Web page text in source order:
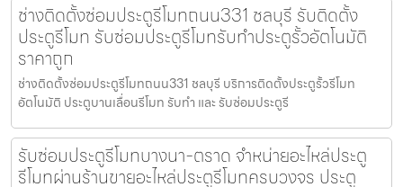
ช่างติดตั้งซ่อมประตูรีโมทถนน331 ชลบุรี รับติดตั้ง
ประตูรีโมท รับซ่อมประตูรีโมทรับทำประตูรั้วอัตโนมัติ
ราคาถูก
ช่างติดตั้งซ่อมประตูรีโมทถนน331 ชลบุรี บริการติดตั้งประตูรั้วรีโมท
อัตโนมัติ ประตูบานเลื่อนรีโมท รับทำ และ รับซ่อมประตูรี
รับซ่อมประตูรีโมทบางนา-ตราด จำหน่ายอะไหล่ประตู
รีโมทผ่านร้านขายอะไหล่ประตูรีโมทครบวงจร ประตู